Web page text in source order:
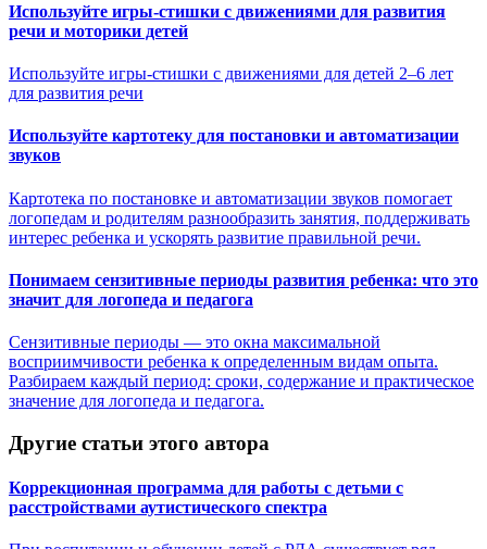
Используйте игры-стишки с движениями для развития
речи и моторики детей
Используйте игры-стишки с движениями для детей 2–6 лет
для развития речи
Используйте картотеку для постановки и автоматизации
звуков
Картотека по постановке и автоматизации звуков помогает
логопедам и родителям разнообразить занятия, поддерживать
интерес ребенка и ускорять развитие правильной речи.
Понимаем сензитивные периоды развития ребенка: что это
значит для логопеда и педагога
Сензитивные периоды — это окна максимальной
восприимчивости ребенка к определенным видам опыта.
Разбираем каждый период: сроки, содержание и практическое
значение для логопеда и педагога.
Другие статьи этого автора
Коррекционная программа для работы с детьми с
расстройствами аутистического спектра